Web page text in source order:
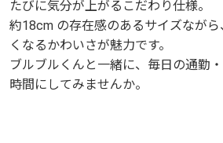
たびに気分が上がるこだわり仕様。
約18cm の存在感のあるサイズなが
くなるかわいさが魅力です。
ブルブルくんと一緒に、毎日の通勤
時間にしてみませんか。